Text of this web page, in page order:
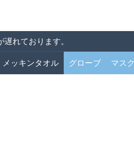
れております。
メッキンタオル グローブ マスク